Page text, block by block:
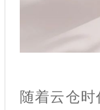
随着云仓